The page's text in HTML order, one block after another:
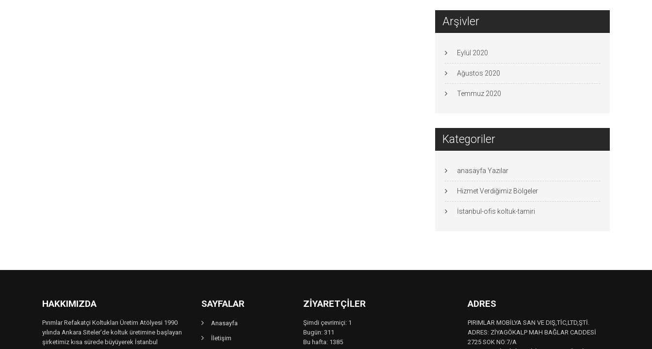
Arşivler
Eylül 2020
Ağustos 2020
Temmuz 2020
Kategoriler
anasayfa Yazılar
Hizmet Verdiğimiz Bölgeler
İstanbul-ofis koltuk-tamiri
HAKKIMIZDA
Pırımlar Refakatçi Koltukları Üretim Atölyesi 1990
yılında Ankara Siteler’de koltuk üretimine başlayan
şirketimiz kısa sürede büyüyerek İstanbul
SAYFALAR
Anasayfa
İletişim
ZIYARETÇILER
Şimdi çevrimiçi: 1
Bugün: 311
Bu hafta: 1385
ADRES
PIRIMLAR MOBİLYA SAN VE DIŞ,TİC,LTD,ŞTİ.
ADRES: ZİYAGÖKALP MAH BAĞLAR CADDESİ
2725 SOK NO:7/A